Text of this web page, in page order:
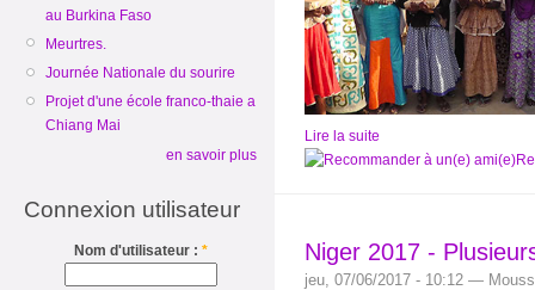
au Burkina Faso
Meurtres.
Journée Nationale du sourire
Projet d'une école franco-thaie a
Chiang Mai
en savoir plus
Connexion utilisateur
Nom d'utilisateur : *
Lire la suite
Niger 2017 -
jeu, 07/06/2017 - 10:12 —